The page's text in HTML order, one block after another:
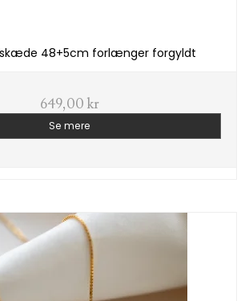
48+5cm forlænger forgyldt
649,00 kr
Se mere